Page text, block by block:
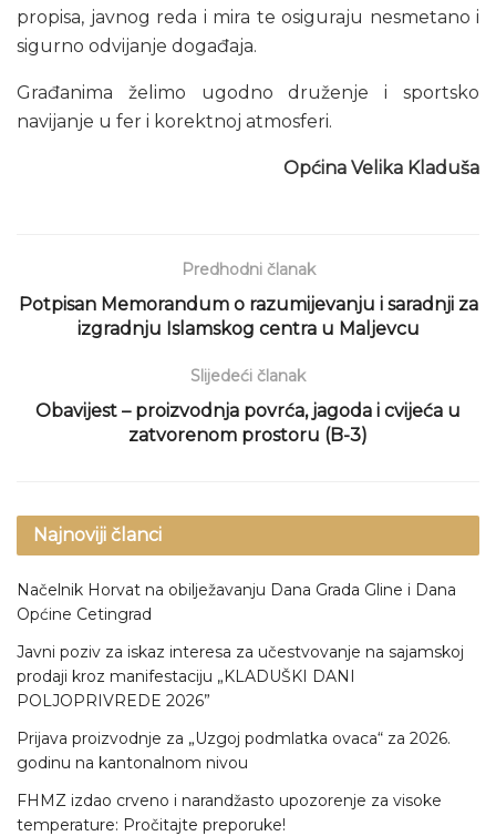
propisa, javnog reda i mira te osiguraju nesmetano i
sigurno odvijanje događaja.
Građanima želimo ugodno druženje i sportsko
navijanje u fer i korektnoj atmosferi.
Općina Velika Kladuša
Predhodni članak
Potpisan Memorandum o razumijevanju i saradnji za
izgradnju Islamskog centra u Maljevcu
Slijedeći članak
Obavijest – proizvodnja povrća, jagoda i cvijeća u
zatvorenom prostoru (B-3)
Najnoviji članci
Načelnik Horvat na obilježavanju Dana Grada Gline i Dana
Općine Cetingrad
Javni poziv za iskaz interesa za učestvovanje na sajamskoj
prodaji kroz manifestaciju „KLADUŠKI DANI
POLJOPRIVREDE 2026”
Prijava proizvodnje za „Uzgoj podmlatka ovaca“ za 2026.
godinu na kantonalnom nivou
FHMZ izdao crveno i narandžasto upozorenje za visoke
temperature: Pročitajte preporuke!